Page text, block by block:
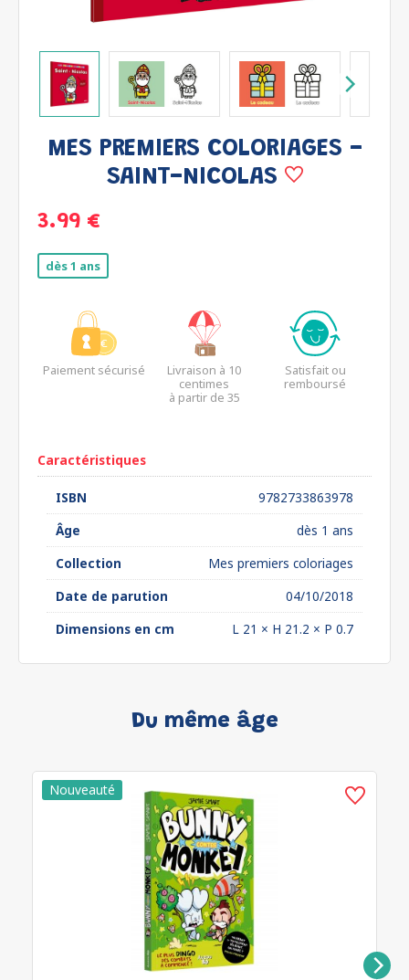
MES PREMIERS COLORIAGES -
SAINT-NICOLAS
3.99 €
dès 1 ans
Paiement sécurisé
Livraison à 10
centimes
à partir de 35
Satisfait ou
remboursé
Caractéristiques
ISBN
9782733863978
Âge
dès 1 ans
Collection
Mes premiers coloriages
Date de parution
04/10/2018
Dimensions en cm
L 21 × H 21.2 × P 0.7
Du même âge